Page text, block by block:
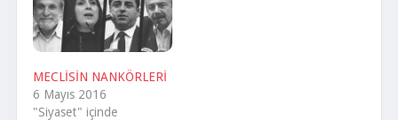
MECLİSİN NANKÖRLERİ
6 Mayıs 2016
"Siyaset" içinde